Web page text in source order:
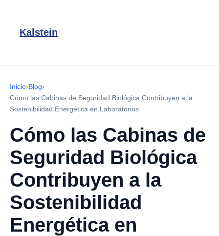
Kalstein
Inicio›Blog›
Cómo las Cabinas de Seguridad Biológica Contribuyen a la
Sostenibilidad Energética en Laboratorios
Cómo las Cabinas de
Seguridad Biológica
Contribuyen a la
Sostenibilidad
Energética en